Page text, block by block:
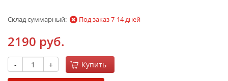
Склад суммарный: Под заказ 7-14 дней
2190 руб.
- + Купить